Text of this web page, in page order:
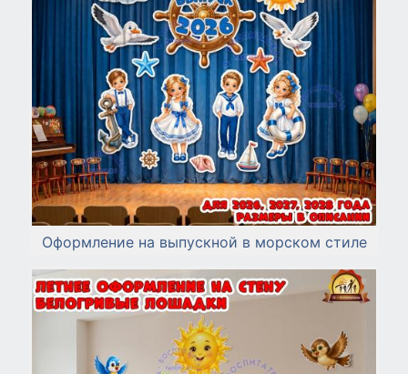
Оформление на выпускной в морском стиле